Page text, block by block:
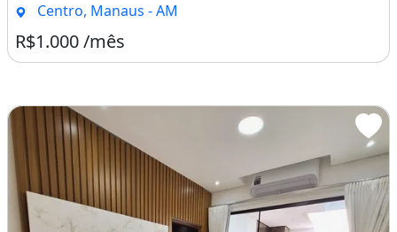
Centro, Manaus - AM
R$1.000 /mês